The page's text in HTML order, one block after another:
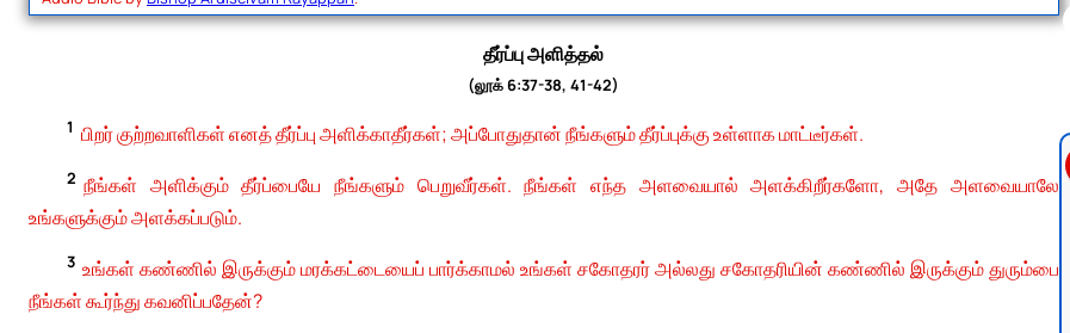
தீர்ப்பு அளித்தல்
(லூக் 6:37-38, 41-42)
1 பிறர் குற்றவாளிகள் எனத் தீர்ப்பு அளிக்காதீர்கள்; அப்போதுதான் நீங்களும் தீர்ப்புக்கு உள்ளாக மாட்டீர்கள்.
2 நீங்கள் அளிக்கும் தீர்ப்பையே நீங்களும் பெறுவீர்கள். நீங்கள் எந்த அளவையால் அளக்கிறீர்களோ, அதே அளவையாலே
உங்களுக்கும் அளக்கப்படும்.
3 உங்கள் கண்ணில் இருக்கும் மரக்கட்டையைப் பார்க்காமல் உங்கள் சகோதரர் அல்லது சகோதரியின் கண்ணில் இருக்கும் துரும்பை
நீங்கள் கூர்ந்து கவனிப்பதேன்?
Follow us on Facebook